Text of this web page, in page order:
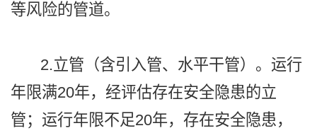
等风险的管道。
2.立管（含引入管、水平干管）。运行
年限满20年，经评估存在安全隐患的立
管；运行年限不足20年，存在安全隐患，